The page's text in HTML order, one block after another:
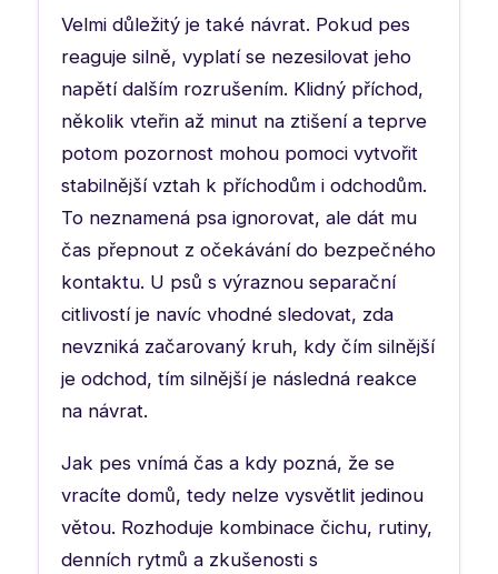
Velmi důležitý je také návrat. Pokud pes
reaguje silně, vyplatí se nezesilovat jeho
napětí dalším rozrušením. Klidný příchod,
několik vteřin až minut na ztišení a teprve
potom pozornost mohou pomoci vytvořit
stabilnější vztah k příchodům i odchodům.
To neznamená psa ignorovat, ale dát mu
čas přepnout z očekávání do bezpečného
kontaktu. U psů s výraznou separační
citlivostí je navíc vhodné sledovat, zda
nevzniká začarovaný kruh, kdy čím silnější
je odchod, tím silnější je následná reakce
na návrat.
Jak pes vnímá čas a kdy pozná, že se
vracíte domů, tedy nelze vysvětlit jedinou
větou. Rozhoduje kombinace čichu, rutiny,
denních rytmů a zkušenosti s